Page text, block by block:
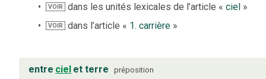
VOIR dans les unités lexicales de l’article «ciel »
VOIR dans l’article « 1. carrière »
entre ciel et terre préposition